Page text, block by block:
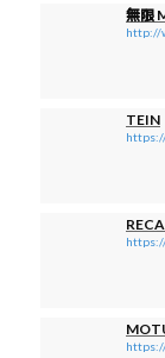
無限
http://
TEIN